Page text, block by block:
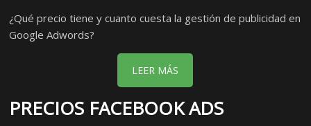
¿Qué precio tiene y cuanto cuesta la gestión de publicidad en
Google Adwords?
LEER MÁS
PRECIOS FACEBOOK ADS